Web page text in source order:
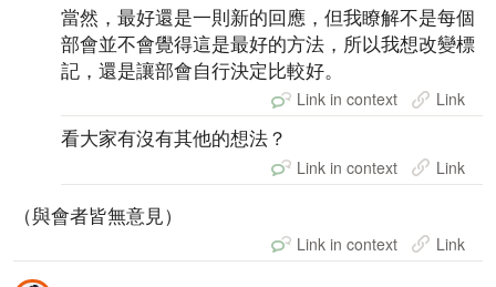
當然，最好還是一則新的回應，但我瞭解不是每個
部會並不會覺得這是最好的方法，所以我想改變標
記，還是讓部會自行決定比較好。
Link in context Link
看大家有沒有其他的想法？
Link in context Link
（與會者皆無意見）
Link in context Link